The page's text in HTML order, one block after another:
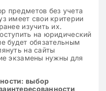
предметов без учета
имеет свои критерии
изучить их.
на юридический
будет обязательным
на сайты
экзамены нужны для
выбор